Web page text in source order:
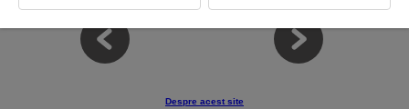
Despre acest site